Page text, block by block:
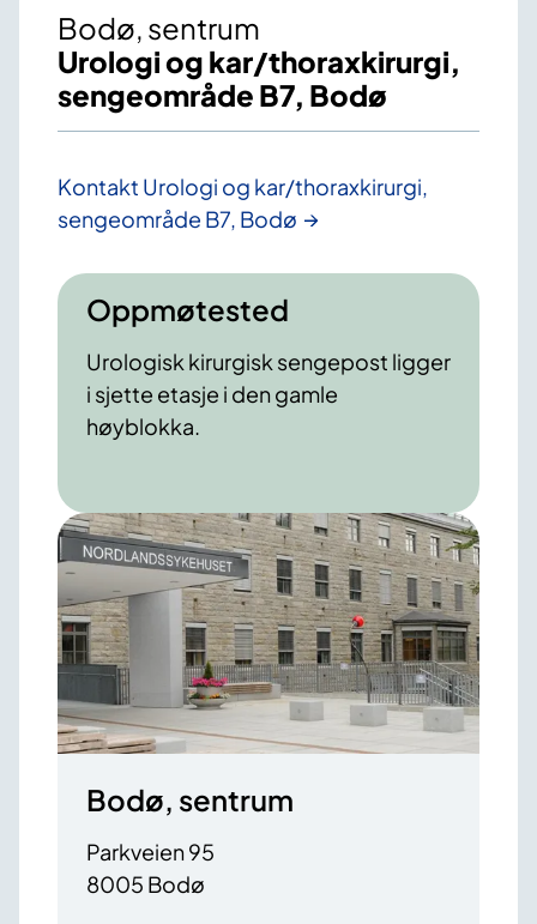
Bodø, sentrum
Urologi og kar/thoraxkirurgi,
sengeområde B7, Bodø
Kontakt Urologi og kar/thoraxkirurgi,
sengeområde B7, Bodø
Oppmøtested
Urologisk kirurgisk sengepost ligger
i sjette etasje i den gamle
høyblokka.
Bodø, sentrum
Parkveien 95
8005 Bodø